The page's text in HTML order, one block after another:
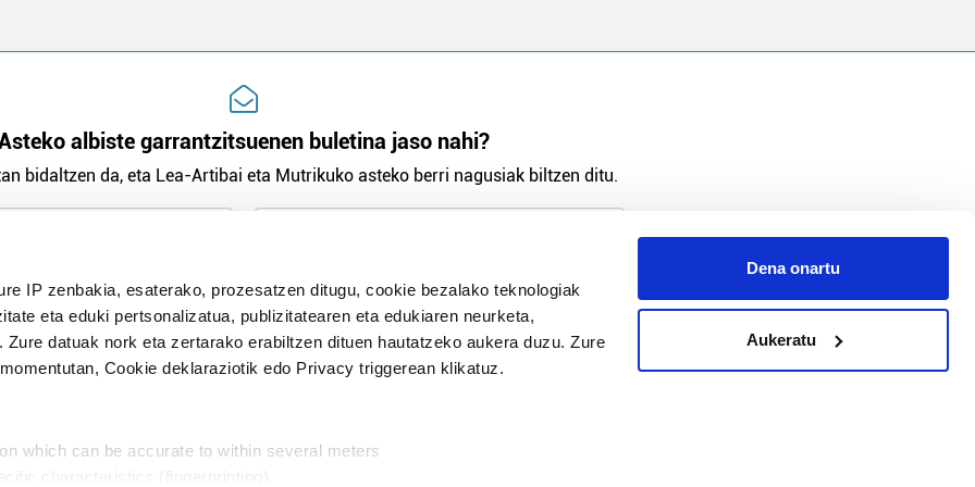
IP zenbakia, esaterako, prozesatzen ditugu, cookie bezalako teknologiak
eta eduki pertsonalizatua, publizitatearen eta edukiaren neurketa,
datuak nork eta zertarako erabiltzen dituen hautatzeko aukera duzu. Zure
Cookie deklaraziotik edo Privacy triggerean klikatuz.
which can be accurate to within several meters
Dena onartu
Aukeratu
albiste garrantzitsuenen buletina jaso nahi?
bidaltzen da, eta Lea-Artibai eta Mutrikuko asteko berri nagusiak biltzen ditu.
Harpidetu